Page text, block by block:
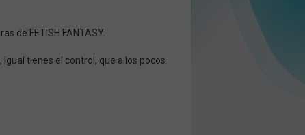
de FETISH FANTASY.
tienes el control, que a los pocos